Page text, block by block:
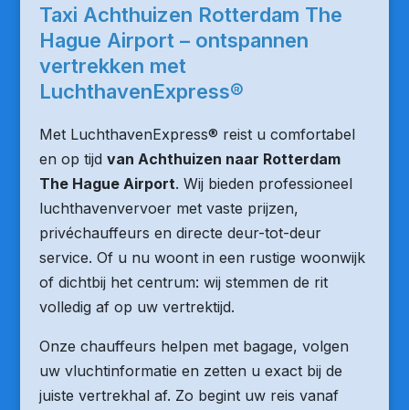
Taxi Achthuizen Rotterdam The
Hague Airport – ontspannen
vertrekken met
LuchthavenExpress®
Met LuchthavenExpress® reist u comfortabel
en op tijd van Achthuizen naar Rotterdam
The Hague Airport. Wij bieden professioneel
luchthavenvervoer met vaste prijzen,
privéchauffeurs en directe deur-tot-deur
service. Of u nu woont in een rustige woonwijk
of dichtbij het centrum: wij stemmen de rit
volledig af op uw vertrektijd.
Onze chauffeurs helpen met bagage, volgen
uw vluchtinformatie en zetten u exact bij de
juiste vertrekhal af. Zo begint uw reis vanaf